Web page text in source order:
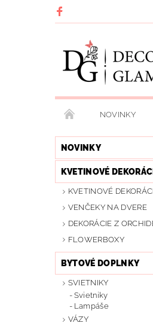
NOVINKY
PODMIENKY
NOVINKY
KVETINOVÉ
KVETINOVÉ
VENČEKY NA DVERE
DEKORÁCIE Z
FLOWERBOXY
BYTOVÉ DOPLNKY
SVIETNIKY
Svietniky
Lampáše
VÁZY